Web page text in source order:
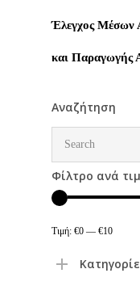
Έλεγχος Μέσων
και Παραγωγής
Αναζήτηση
Φίλτρο ανά
Τιμή: €0 — €10